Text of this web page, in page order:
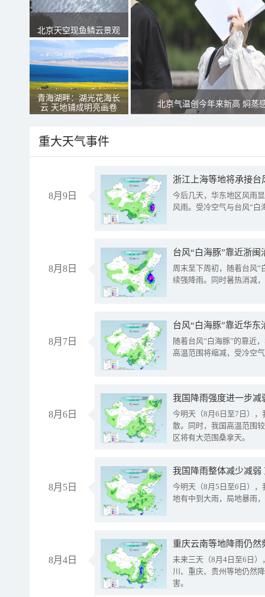
北京天空现鱼鳞云景观
青海湖畔：湖光花海长
云 天地铺成明亮画卷
北京气温创今年来新高 焖蒸
重大天气事件
8月9日
浙江上海等地将承接台
今后几天，华东地区风雨
风雨。受冷空气与台风“白
8月8日
台风“白海豚”靠近浙
周末至下周初，随着台风“
续强降雨。同时暑热消减
8月7日
台风“白海豚”靠近华
随着台风“白海豚”的靠近
高温范围将缩减，受冷空
8月6日
今明天（8月6日至7日）
散。同时，我国高温范围
区将有大范围桑拿天。
8月5日
我国降雨整体减少减弱
今明天（8月5日至6日）
地有中到大雨，局地暴雨
8月4日
重庆云南等地降雨仍然
未来三天（8月4日至6日
川、重庆、贵州等地仍然
害。